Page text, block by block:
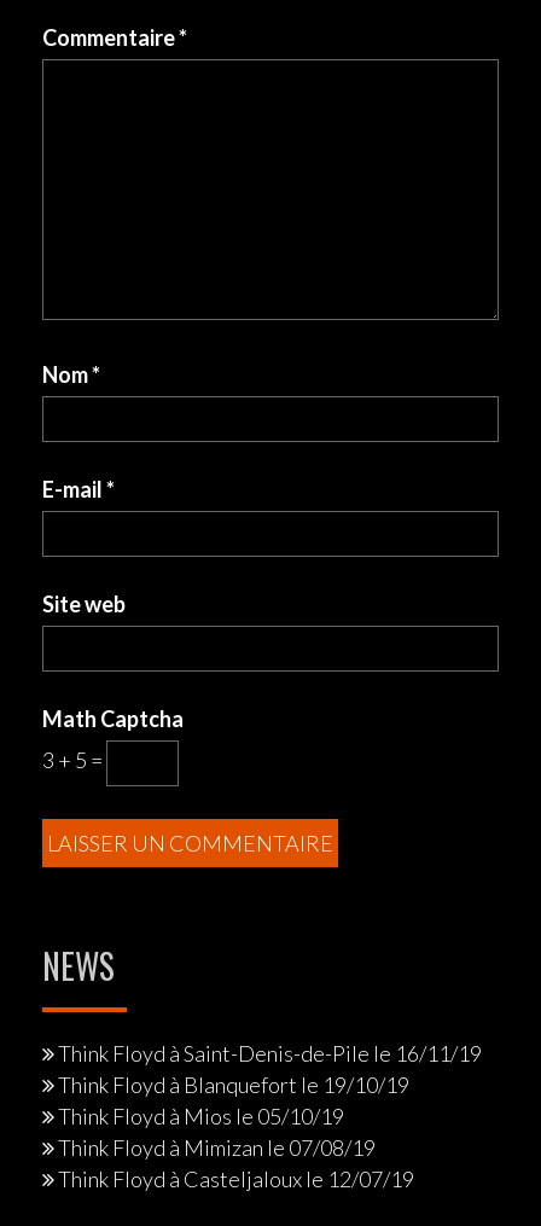
Commentaire*
Nom*
E-mail*
Site web
Math Captcha
3 + 5 =
NEWS
Think Floyd à Saint-Denis-de-Pile le 16/11/19
Think Floyd à Blanquefort le 19/10/19
Think Floyd à Mios le 05/10/19
Think Floyd à Mimizan le 07/08/19
Think Floyd à Casteljaloux le 12/07/19